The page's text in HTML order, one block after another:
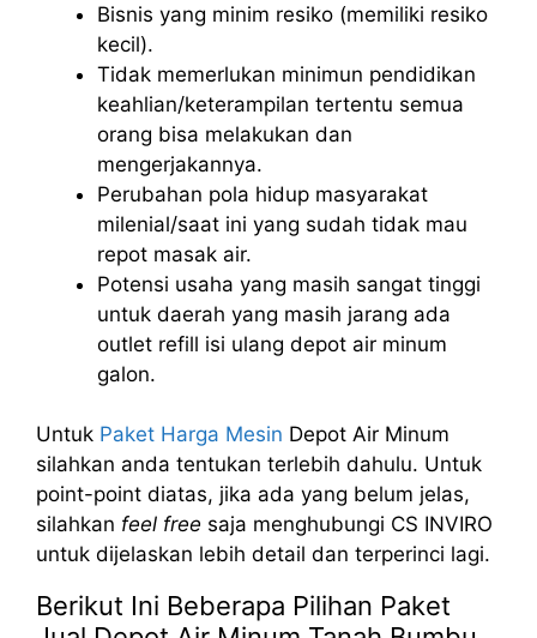
Bisnis yang minim resiko (memiliki resiko
kecil).
Tidak memerlukan minimun pendidikan
keahlian/keterampilan tertentu semua
orang bisa melakukan dan
mengerjakannya.
Perubahan pola hidup masyarakat
milenial/saat ini yang sudah tidak mau
repot masak air.
Potensi usaha yang masih sangat tinggi
untuk daerah yang masih jarang ada
outlet refill isi ulang depot air minum
galon.
Untuk Paket Harga Mesin Depot Air Minum
silahkan anda tentukan terlebih dahulu. Untuk
point-point diatas, jika ada yang belum jelas,
silahkan feel free saja menghubungi CS INVIRO
untuk dijelaskan lebih detail dan terperinci lagi.
Berikut Ini Beberapa Pilihan Paket